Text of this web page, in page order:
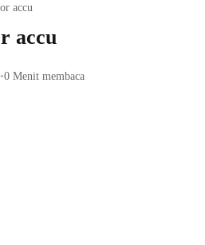
accu
accu
•0 Menit membaca